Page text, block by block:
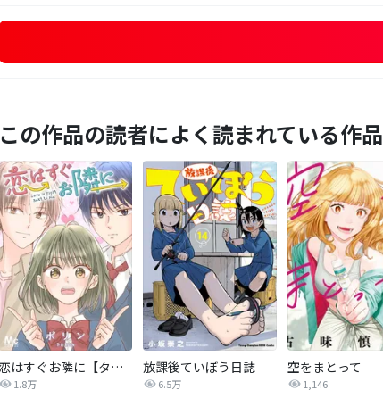
この作品の読者によく読まれている作品
恋はすぐお隣に【タテヨミ】
1.8万
放課後ていぼう日誌
6.5万
空をまとって
1,146